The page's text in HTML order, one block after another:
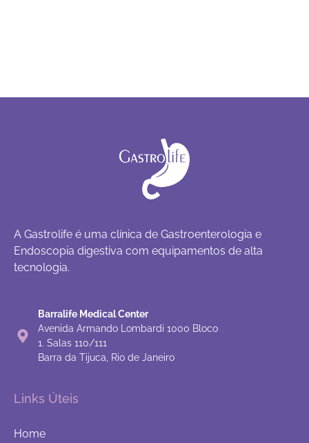
A Gastrolife é uma clínica de Gastroenterologia e
Endoscopia digestiva com equipamentos de alta
tecnologia.
Barralife Medical Center
Avenida Armando Lombardi 1000 Bloco
1. Salas 110/111
Barra da Tijuca, Rio de Janeiro
Links Úteis
Home